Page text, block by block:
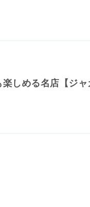
しめる名店【ジャ